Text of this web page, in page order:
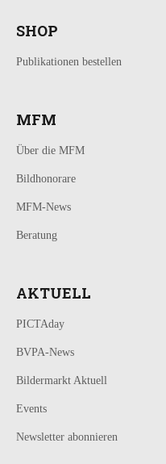
SHOP
Publikationen bestellen
MFM
Über die MFM
Bildhonorare
MFM-News
Beratung
AKTUELL
PICTAday
BVPA-News
Bildermarkt Aktuell
Events
Newsletter abonnieren